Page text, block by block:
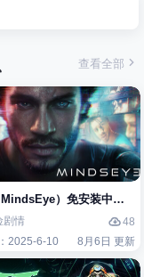
查看全部
HYPERVISOR）免安
）免安装中文版
剧情
48
2025-6-10
8月6日 更新